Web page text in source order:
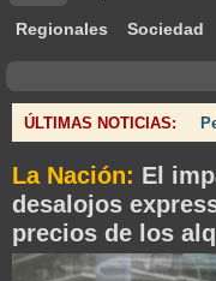
Regionales Sociedad
ÚLTIMAS NOTICIAS:
La Nación: El
desalojos
precios de los